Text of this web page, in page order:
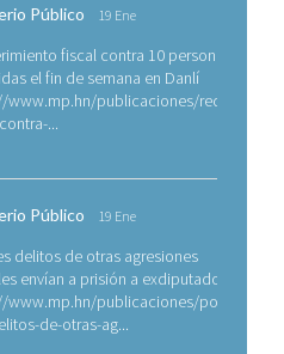
Público 19 Ene
fiscal contra 10 personas
el fin de semana en Danlí
www.mp.hn/publicaciones/
...
Público 19 Ene
delitos de otras agresiones
envían a prisión a exdiputado
www.mp.hn/publicaciones/por-
de-otras-ag...